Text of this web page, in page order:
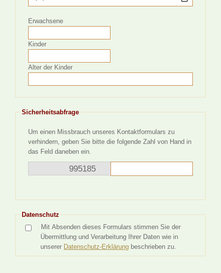
Erwachsene
Kinder
Alter der Kinder
Sicherheitsabfrage
Um einen Missbrauch unseres Kontaktformulars zu
verhindern, geben Sie bitte die folgende Zahl von Hand in
das Feld daneben ein.
995185186
Datenschutz
Mit Absenden dieses Formulars stimmen Sie der
Übermittlung und Verarbeitung Ihrer Daten wie in
unserer Datenschutz-Erklärung beschrieben zu.